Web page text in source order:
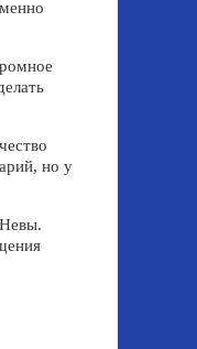
но у